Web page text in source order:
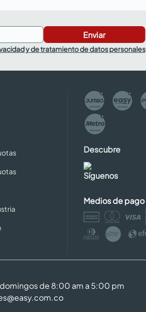
Enviar
y de tratamiento de datos personales
Descubre
Síguenos
Medios de pago
de 8:00 am a 5:00 pm